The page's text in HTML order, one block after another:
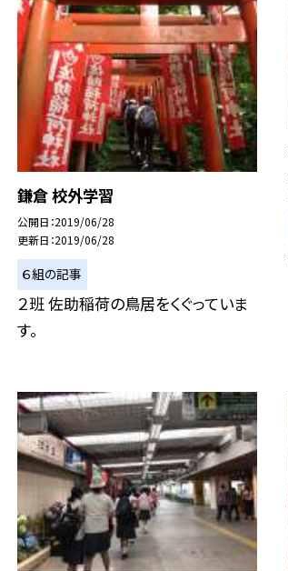
鎌倉 校外学習
公開日 2019/06/28
更新日 2019/06/28
６組の記事
２班 佐助稲荷の鳥居をくぐっていま
す。